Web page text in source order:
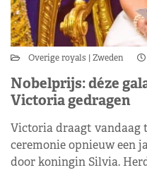
Overige royals Zweden
Nobelprijs: déze
Victoria gedragen
Victoria draagt vandaag
ceremonie opnieuw een
door koningin Silvia.